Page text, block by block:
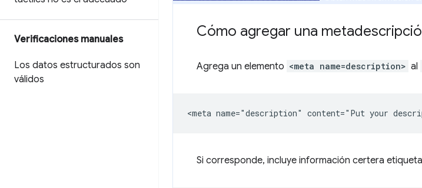
Verificaciones manuales
Los datos estructurados son
válidos
Cómo agregar una
Agrega un elemento <meta name=description> al
Si corresponde, incluye información certera